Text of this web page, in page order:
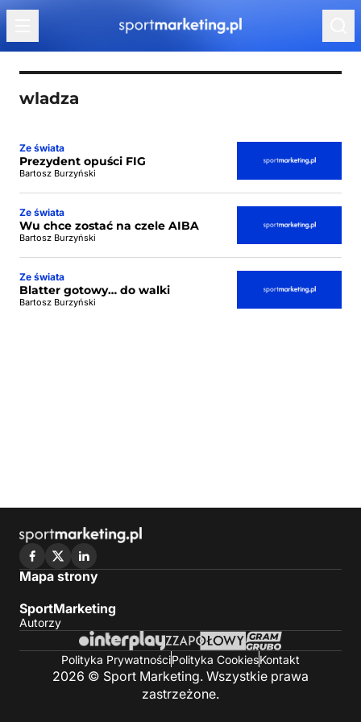
Przejdź do treści
wladza
Ze świata
Prezydent opuści FIG
Bartosz Burzyński
Ze świata
Wu chce zostać na czele AIBA
Bartosz Burzyński
Ze świata
Blatter gotowy… do walki
Bartosz Burzyński
Mapa strony
SportMarketing
Autorzy
Polityka PrywatnościPolityka CookiesKontakt
2026 © Sport Marketing. Wszystkie prawa
zastrzeżone.